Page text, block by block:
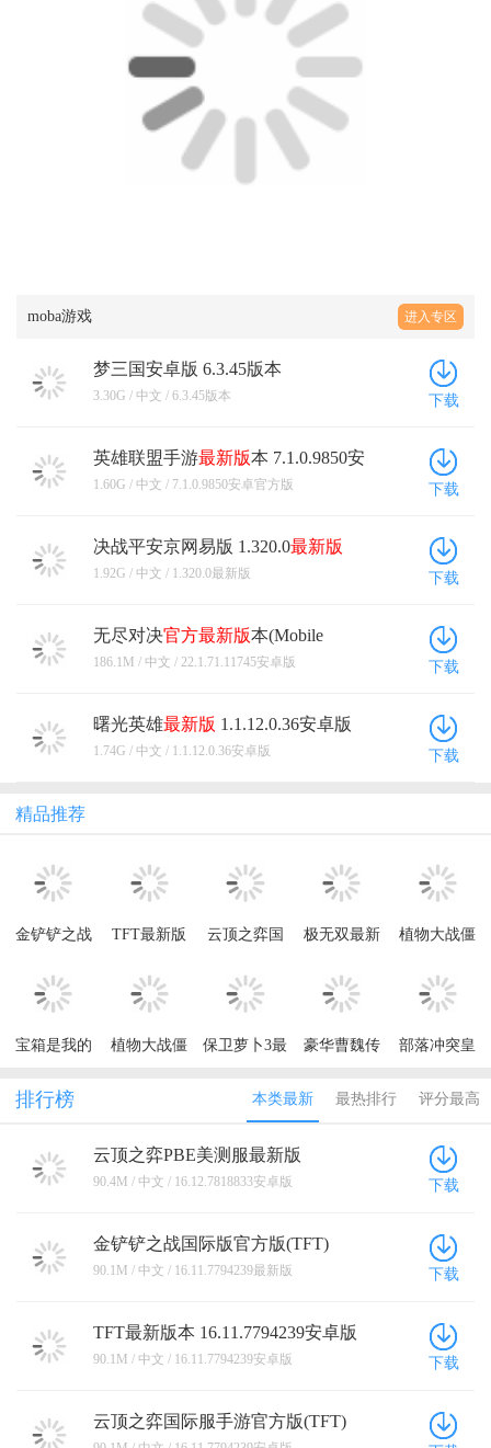
游戏主打的还是moba，又不是艺术鉴赏，美术上的优
质并不能拯救摇摇欲坠的游戏，所以不太推荐新人入
坑，拿来看看自己喜欢的角色还是不错的，如果真的
喜欢玩这类游戏的话，不如去看看同厂商的作品：幻
想全明星。可以说是一个衍生作品吧，角色上更加丰
富，玩法也很多样，也不失去moba本源，平衡性也很
棒。也算是来弥补300大作战的遗憾了吧。
着玩家相互的差距是无法真正拉近的，除非真正的能
让这些角色的获取方式能增添机会。 实际游戏本身的
这种玩法，和我们市面上所接触这种类型的题材游
戏，根本就没有什么不同的地方，就是很普通的上下
中路线进行推塔利，用不同的角色所在行的位置进行
相互的对打，经过抢夺经济或者其他的提高buff，增强
我们全队的伤害，最终来更好的击败敌人，毕竟对你
有名，甚至整体的体验更好的作品更加的多种，尤其
毕竟为了迎合市场所做出的改变真的非常多，甚至利
题材的作品就已经非常影响玩家的体验了。 经过尝试
我觉得游戏所选择的角色数量已经非常的少，甚至所
取的内容也是少量，或者所出的类型角色也仅仅是依
靠皮肤的更改来让它变得更加稀有，但是因为这款游
型，这也就意味着其中也让这种角色的升值内容提高
了不少，并且对于后续的玩家也对待的更加不公平，
这也就意味着从这款作品感觉上来看，在充值方面所
返厂或者一些其他的方式让你体验到原角色的战斗过
程，结果这款游戏是直接让你全部断绝，无法真正的
购买或者体验这款角色的用途。 的确游戏当中对于新
以获得很多的色进行游玩，但是实际回到本身商场当
中对于每一个角色自身的定价的价格不得不说真的非
身的性格，然后喜欢她进行充值等相关的方式也是一
种可以存在的发生，但是实际这款作品本身的内容，
代表了玩家所看重的角色不止是外表那么简单，实际
是从我这边进行游玩，除了这些联动的角色之外，感
觉游戏当中自身所原创的角色，整体所绘画的表现我
觉得非常的一般，甚至角色价格高了除外，其中所拥
常的不合理。 实际这款游戏IP已经拥有很长的时间
玩家也直接出现了口碑降低和退游的情况出现，这也
就已经说明了游戏自身肯定是有相关的问题所在，还
济还好说可以很快的追回来，但是等级真的就别想着
追回来了，因为根本不可能的，全局下来我感觉就是
围绕着那种最强的玩家来打的，根本感觉不出来是五
个人协作的游戏，玩起来我感觉真的不怎么样。 而且
就游戏好像就是那种故意拖慢时间一样，兵线的血量
不仅非常低，防御塔两下就打死了，但是并不是那种
数量来抵抗血量的，而且塔还非常难推，起码要个5-4
波才行，而且水晶还非常难打，根本不可能偷家这
么样能适应，感觉很不合理。 。而装备就是用来提升
角色属性和提供一些被动技能，而这些被动技能我感
我们属性或者是战斗力的，还有一些是有副作用，但
是会给我们提供一些其他的属性就比如暮色之刃，他
点的攻击力。不过大部分都是那种完全增益属性的被
动技能，也有很多带来伤害或者是其他增益属性的装
备。但是还有一个问题备战我也不知道怎么回事，有
备属性这些，就比如法师装备就7个，而对局中几十个
这样的。而且游戏内装备栏有七个，但是只给了六个
推荐装备，也不知道应该怎么出装对于新玩家来说。
是那个西瓜刀，和联盟的死亡之舞简直一模一样，德
拉克斯的幕刃和暮色之刃也非常相似。只不过改了一
个我一眼就发现了。 而游戏其实对于二次元来说我感
觉是挺不错，角色在对局内的模型我个人感觉都还是
来，真的就让玩家直接丑呗。不过立绘这些我个人感
觉做的还算不错，有一些确实挺好看的，挺适合喜欢
二次元的玩家，不过虽然我也玩一些二次元游戏，但
于角色模型这些在构建一些，然后不止于立绘会更好
一些，多多增加一点3D模型这样二次元的感觉会更好
人感觉就是传统的MOBA游戏，并没有多少的感觉，
并且游戏抄袭做的太明显了，图标都算是直接搬过来
用的，并且在二次元的方面也并不是很好，感觉也和
大部分满改游戏一样挺毁ip的。
罚，也是让我有点心冷，其次就是但凡段位稍高一点
的也都知道，尤其是组队玩的时候就撞国服的几率比
较高，那简直是一点体验感都没有，对于普通玩家来
说，简直就是登天一般，然后就是游戏的平衡性问
题，随着新英雄的不断出现，英雄的强度也在不断发
生改变，一些操作无脑，但是伤害爆炸的英雄，除此
是游戏体验感，没有那么强烈了，然后就是各大游戏
都会存在的问题，那个bug还是不少的，网络问题的事
看见里面的二次元也是非常的激动，其发展也是有着
一片光明的前景，但是官方的吃相确实是比较难看，
疑游戏的策划是不玩这个游戏吗？ 总结：整体体验下
来，平平无奇需要处理的问题方面还是比较多的，还
游戏的一大亮点，游戏的前途方面还是有的，优化和
处理游戏所现在存在的问题还是很有必要的
moba游戏 进入专区
梦三国安卓版 6.3.45版本
3.30G / 中文 / 6.3.45版本 下载
英雄联盟手游最新版本 7.1.0.9850安
卓官方版
1.60G / 中文 / 7.1.0.9850安卓官方版 下载
决战平安京网易版 1.320.0最新版
1.92G / 中文 / 1.320.0最新版 下载
无尽对决官方最新版本(Mobile
Legends Bang Bang) 22.1.71.11745安
186.1M / 中文 / 22.1.71.11745安卓版 下载
曙光英雄最新版 1.1.12.0.36安卓版
1.74G / 中文 / 1.1.12.0.36安卓版 下载
精品推荐
金铲铲之战
版(TFT)
TFT最新版
云顶之弈国
方版(TFT)
极无双最新
植物大战僵
2026
宝箱是我的
菜单
(Summoner)
植物大战僵
保卫萝卜3最
豪华曹魏传
部落冲突皇
版最新版
排行榜 本类最新 最热排行 评分最高
云顶之弈PBE美测服最新版
16.12.7818833安卓版
90.4M / 中文 / 16.12.7818833安卓版 下载
金铲铲之战国际版官方版(TFT)
16.11.7794239最新版
90.1M / 中文 / 16.11.7794239最新版 下载
TFT最新版本 16.11.7794239安卓版
90.1M / 中文 / 16.11.7794239安卓版 下载
云顶之弈国际服手游官方版(TFT)
16.11.7794239安卓版